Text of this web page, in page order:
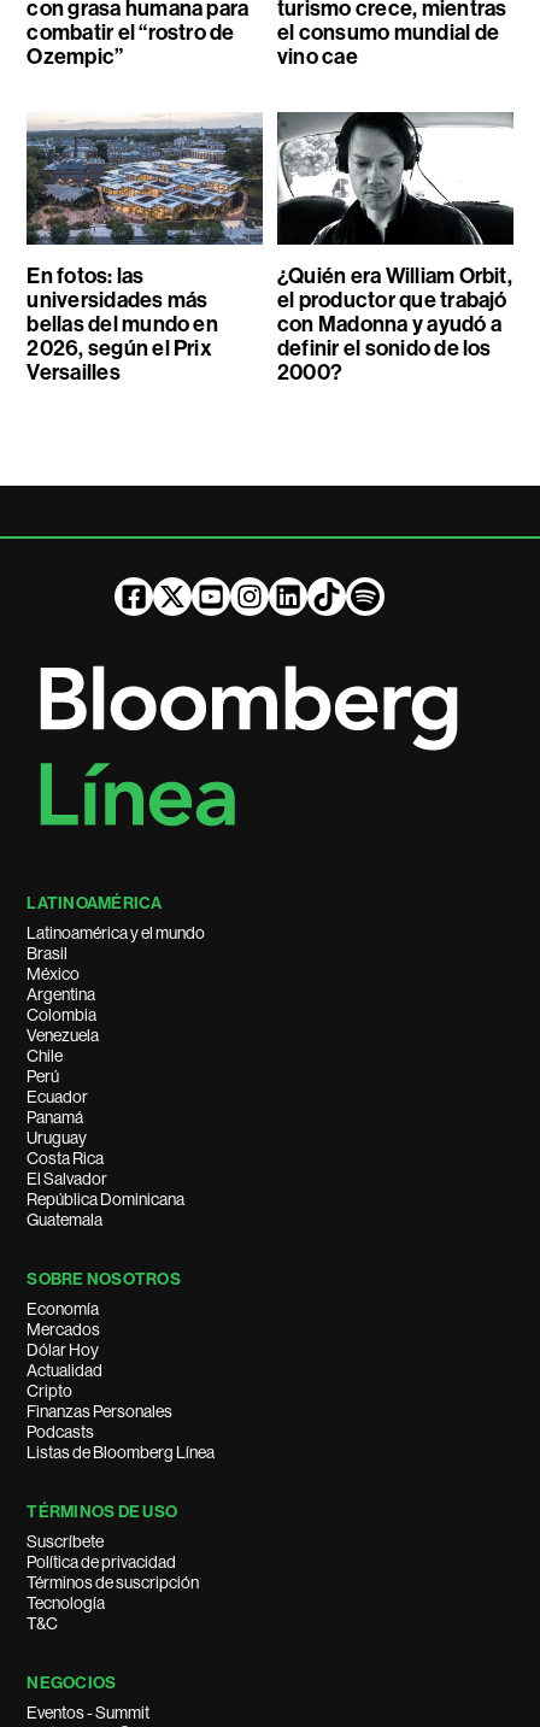
con grasa humana para
combatir el “rostro de
Ozempic”
turismo crece, mientras
el consumo mundial de
vino cae
En fotos: las
universidades más
bellas del mundo en
2026, según el Prix
Versailles
¿Quién era William Orbit,
el productor que trabajó
con Madonna y ayudó a
definir el sonido de los
2000?
LATINOAMÉRICA
Latinoamérica y el mundo
Brasil
México
Argentina
Colombia
Venezuela
Chile
Perú
Ecuador
Panamá
Uruguay
Costa Rica
El Salvador
República Dominicana
Guatemala
SOBRE NOSOTROS
Economía
Mercados
Dólar Hoy
Actualidad
Cripto
Finanzas Personales
Podcasts
Listas de Bloomberg Línea
TÉRMINOS DE USO
Suscríbete
Política de privacidad
Términos de suscripción
Tecnología
T&C
NEGOCIOS
Eventos - Summit